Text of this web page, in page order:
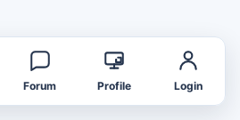
Forum Profile Login